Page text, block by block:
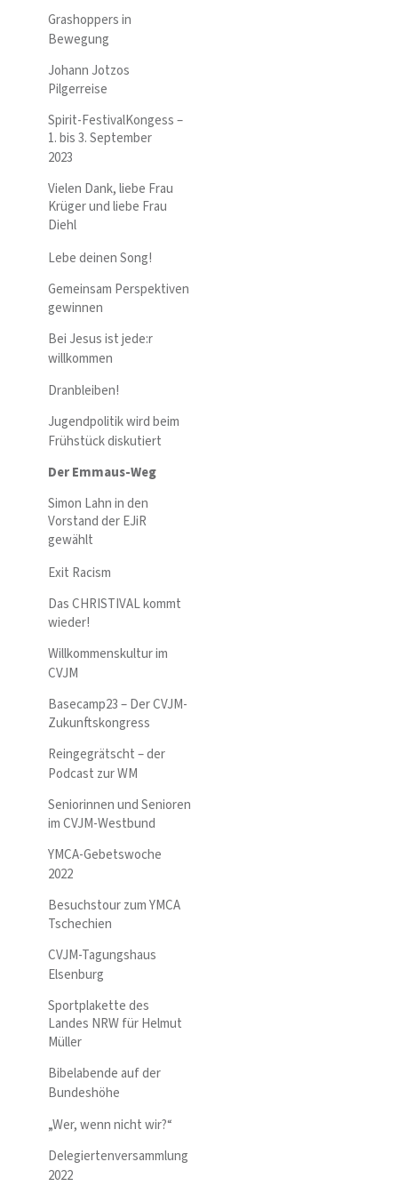
Grashoppers in
Bewegung
Johann Jotzos
Pilgerreise
Spirit-FestivalKongess –
1. bis 3. September
2023
Vielen Dank, liebe Frau
Krüger und liebe Frau
Diehl
Lebe deinen Song!
Gemeinsam Perspektiven
gewinnen
Bei Jesus ist jede:r
willkommen
Dranbleiben!
Jugendpolitik wird beim
Frühstück diskutiert
Der Emmaus-Weg
Simon Lahn in den
Vorstand der EJiR
gewählt
Exit Racism
Das CHRISTIVAL kommt
wieder!
Willkommenskultur im
CVJM
Basecamp23 – Der CVJM-
Zukunftskongress
Reingegrätscht – der
Podcast zur WM
Seniorinnen und Senioren
im CVJM-Westbund
YMCA-Gebetswoche
2022
Besuchstour zum YMCA
Tschechien
CVJM-Tagungshaus
Elsenburg
Sportplakette des
Landes NRW für Helmut
Müller
Bibelabende auf der
Bundeshöhe
„Wer, wenn nicht wir?“
Delegiertenversammlung
2022